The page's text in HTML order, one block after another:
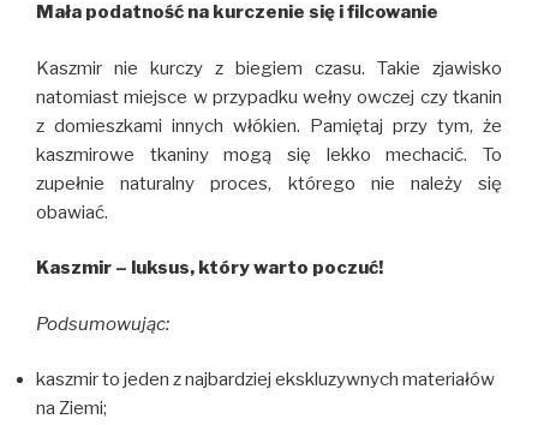
Mała podatność na kurczenie się i filcowanie
Kaszmir nie kurczy z biegiem czasu. Takie zjawisko
natomiast miejsce w przypadku wełny owczej czy tkanin
z domieszkami innych włókien. Pamiętaj przy tym, że
kaszmirowe tkaniny mogą się lekko mechacić. To
zupełnie naturalny proces, którego nie należy się
obawiać.
Kaszmir – luksus, który warto poczuć!
Podsumowując:
kaszmir to jeden z najbardziej ekskluzywnych materiałów
na Ziemi;